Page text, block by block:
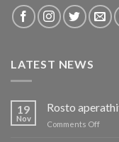
LATEST NEWS
19
Nov
Rosto
Comments Offon